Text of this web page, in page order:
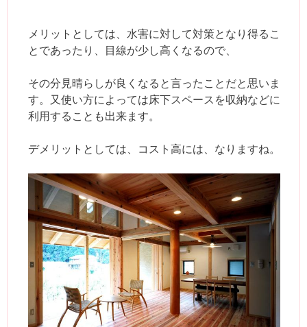
メリットとしては、水害に対して対策となり得るこ
とであったり、目線が少し高くなるので、
その分見晴らしが良くなると言ったことだと思いま
す。又使い方によっては床下スペースを収納などに
利用することも出来ます。
デメリットとしては、コスト高には、なりますね。